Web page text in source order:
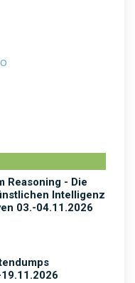
Reasoning - Die
Intelligenz
03.-04.11.2026